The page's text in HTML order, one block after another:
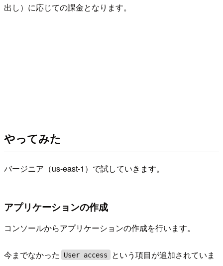
出し）に応じての課金となります。
やってみた
バージニア（us-east-1）で試していきます。
アプリケーションの作成
コンソールからアプリケーションの作成を行います。
今までなかった User access
という項目が追加されていま